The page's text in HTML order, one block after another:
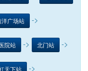
洋广场站 ->
院站 -> 北门站 ->
天下站 ->